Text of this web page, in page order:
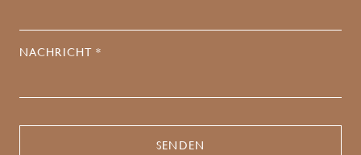
NACHRICHT *